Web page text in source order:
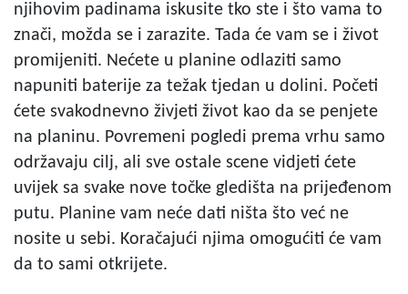
njihovim padinama iskusite tko ste i što vama to
znači, možda se i zarazite. Tada će vam se i život
promijeniti. Nećete u planine odlaziti samo
napuniti baterije za težak tjedan u dolini. Početi
ćete svakodnevno živjeti život kao da se penjete
na planinu. Povremeni pogledi prema vrhu samo
održavaju cilj, ali sve ostale scene vidjeti ćete
uvijek sa svake nove točke gledišta na prijeđenom
putu. Planine vam neće dati ništa što već ne
nosite u sebi. Koračajući njima omogućiti će vam
da to sami otkrijete.